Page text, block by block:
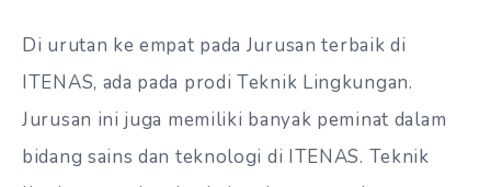
Di urutan ke empat pada Jurusan terbaik di
ITENAS, ada pada prodi Teknik Lingkungan.
Jurusan ini juga memiliki banyak peminat dalam
bidang sains dan teknologi di ITENAS. Teknik